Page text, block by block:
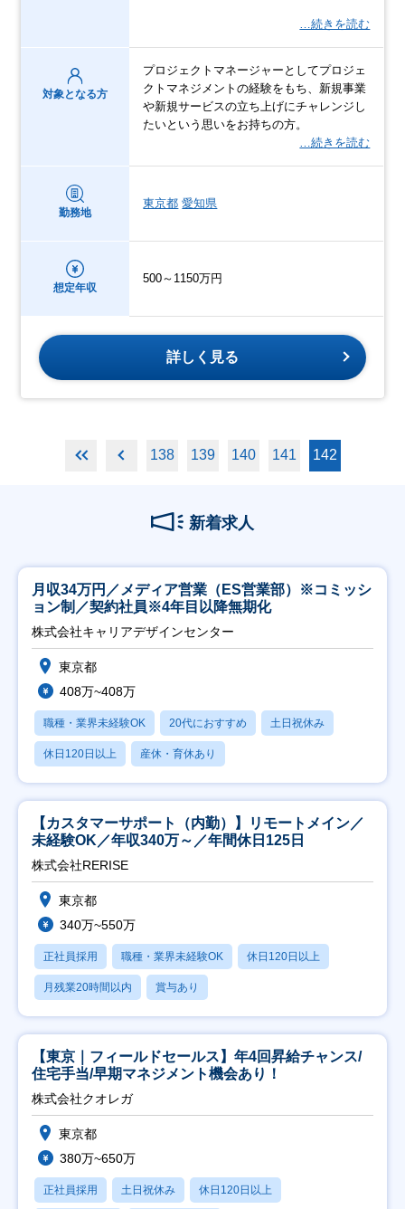
…続きを読む
対象となる方
プロジェクトマネージャーとしてプロジェ
クトマネジメントの経験をもち、新規事業
や新規サービスの立ち上げにチャレンジし
たいという思いをお持ちの方。
…続きを読む
勤務地
東京都 愛知県
想定年収
500～1150万円
詳しく見る
138 139 140 141 142
新着求人
月収34万円／メディア営業（ES営業部）※コミッシ
ョン制／契約社員※4年目以降無期化
株式会社キャリアデザインセンター
東京都
408万~408万
職種・業界未経験OK 20代におすすめ 土日祝休み
休日120日以上 産休・育休あり
【カスタマーサポート（内勤）】リモートメイン／
未経験OK／年収340万～／年間休日125日
株式会社RERISE
東京都
340万~550万
正社員採用 職種・業界未経験OK 休日120日以上
月残業20時間以内 賞与あり
【東京｜フィールドセールス】年4回昇給チャンス/
住宅手当/早期マネジメント機会あり！
株式会社クオレガ
東京都
380万~650万
正社員採用 土日祝休み 休日120日以上